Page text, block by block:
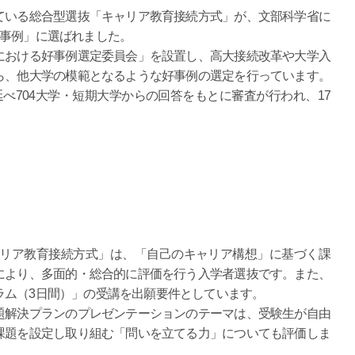
る総合型選抜「キャリア教育接続方式」が、文部科学省に
例」に選ばれました。
ける好事例選定委員会」を設置し、高大接続改革や大学入
他大学の模範となるような好事例の選定を行っています。
704大学・短期大学からの回答をもとに審査が行われ、17
ア教育接続方式」は、「自己のキャリア構想」に基づく課
り、多面的・総合的に評価を行う入学者選抜です。また、
（3日間）」の受講を出願要件としています。
決プランのプレゼンテーションのテーマは、受験生が自由
を設定し取り組む「問いを立てる力」についても評価しま